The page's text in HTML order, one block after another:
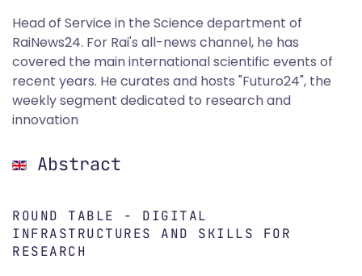
Head of Service in the Science department of
RaiNews24. For Rai's all-news channel, he has
covered the main international scientific events of
recent years. He curates and hosts "Futuro24", the
weekly segment dedicated to research and
innovation
Abstract
ROUND TABLE - DIGITAL
INFRASTRUCTURES AND SKILLS FOR
RESEARCH